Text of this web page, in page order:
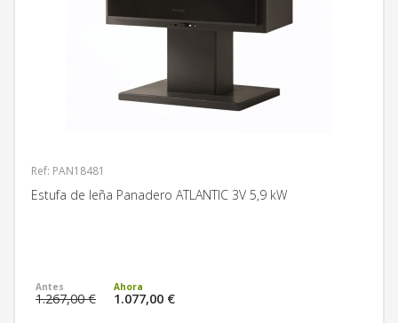
Ref: PAN18481
Estufa de leña Panadero ATLANTIC 3V 5,9 kW
1.267,00 € 1.077,00 €